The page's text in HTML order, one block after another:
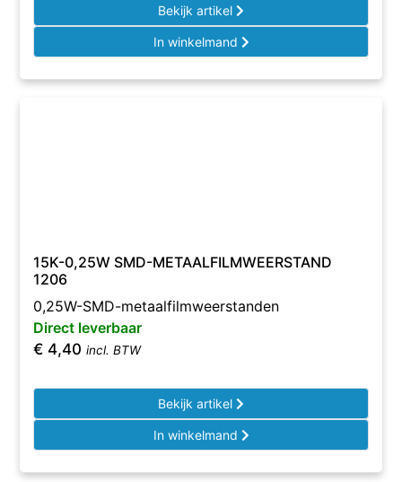
Bekijk artikel
In winkelmand
15K-0,25W SMD-METAALFILMWEERSTAND
1206
0,25W-SMD-metaalfilmweerstanden
Direct leverbaar
€ 4,40 incl. BTW
Bekijk artikel
In winkelmand